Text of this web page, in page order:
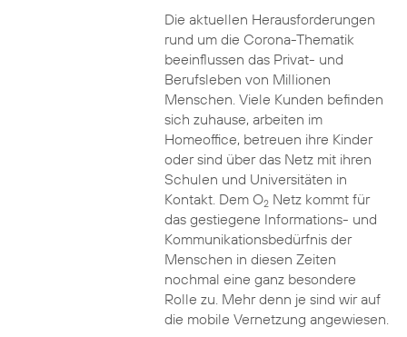
Die aktuellen Herausforderungen
rund um die Corona-Thematik
beeinflussen das Privat- und
Berufsleben von Millionen
Menschen. Viele Kunden befinden
sich zuhause, arbeiten im
Homeoffice, betreuen ihre Kinder
oder sind über das Netz mit ihren
Schulen und Universitäten in
Kontakt. Dem O2Netz kommt für
das gestiegene Informations- und
Kommuni­ka­tions­bedürfnis­ der
Menschen in diesen Zeiten
nochmal eine ganz besondere
Rolle zu. Mehr denn je sind wir auf
die mobile Vernetzung angewiesen.